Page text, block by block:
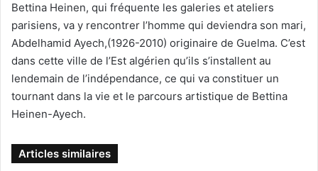
Bettina Heinen, qui fréquente les galeries et ateliers
parisiens, va y rencontrer l’homme qui deviendra son mari,
Abdelhamid Ayech,(1926-2010) originaire de Guelma. C’est
dans cette ville de l’Est algérien qu’ils s’installent au
lendemain de l’indépendance, ce qui va constituer un
tournant dans la vie et le parcours artistique de Bettina
Heinen-Ayech.
Articles similaires